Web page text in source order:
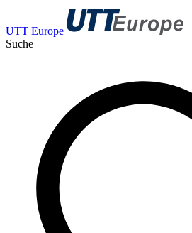
UTT Europe
Suche